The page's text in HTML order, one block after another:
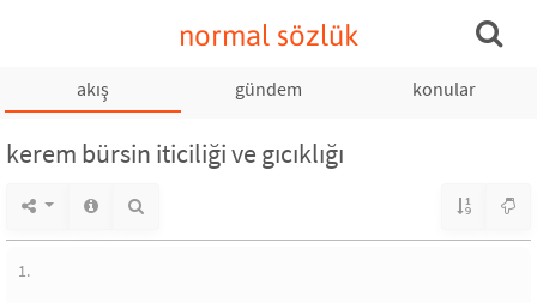
normal sözlük
akış gündem konular
kerem bürsin iticiliği ve gıcıklığı
1.